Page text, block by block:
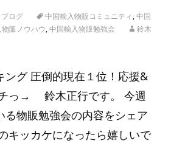
ブログ 中国輸入物販コミュニティ,中国
販ノウハウ,中国輸入物販勉強会
鈴木
ング 圧倒的現在１位！応援&
っ→ 鈴木正行です。 今週
る物販勉強会の内容をシェア
キッカケになったら嬉しいで